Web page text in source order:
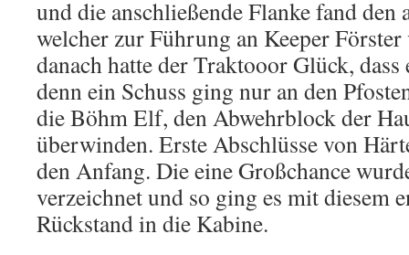
und die anschließende Flanke fand
welcher zur Führung an Keeper
danach hatte der Traktooor Glück, dass
denn ein Schuss ging nur an den
die Böhm Elf, den Abwehrblock der
überwinden. Erste Abschlüsse von
den Anfang. Die eine Großchance
verzeichnet und so ging es mit diesem
Rückstand in die Kabine.